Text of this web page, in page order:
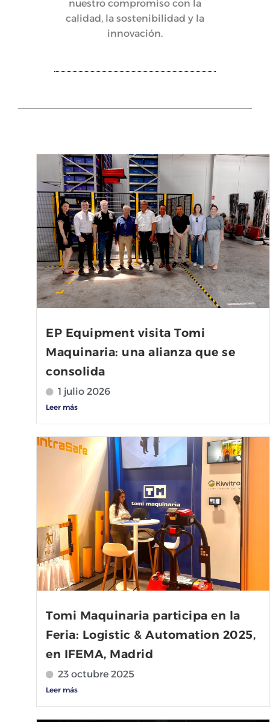
nuestro compromiso con la
calidad, la sostenibilidad y la
innovación.
EP Equipment visita Tomi
Maquinaria: una alianza que se
consolida
1 julio 2026
Leer más
Tomi Maquinaria participa en la
Feria: Logistic & Automation 2025,
en IFEMA, Madrid
23 octubre 2025
Leer más